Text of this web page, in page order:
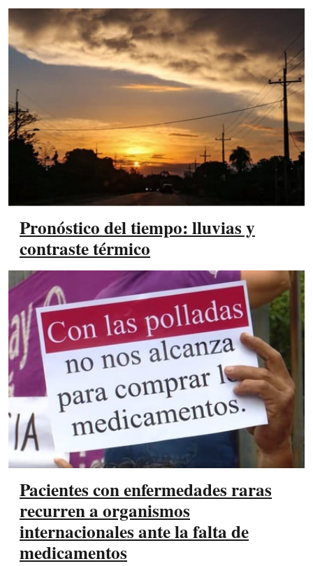
Pronóstico del tiempo: lluvias y
contraste térmico
Pacientes con enfermedades raras
recurren a organismos
internacionales ante la falta de
medicamentos